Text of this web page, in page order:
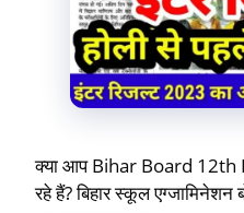
क्या आप Bihar Board 12th
रहे हैं? बिहार स्कूल एग्जामिनेशन